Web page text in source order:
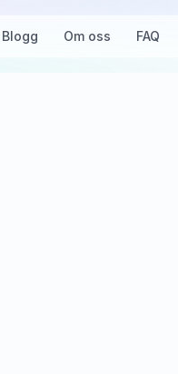
Blogg Om oss FAQ